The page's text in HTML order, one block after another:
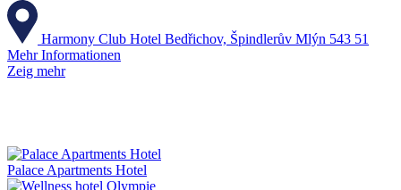
Harmony Club Hotel Bedřichov, Špindlerův Mlýn 543 51
Mehr Informationen
Zeig mehr
Palace Apartments Hotel